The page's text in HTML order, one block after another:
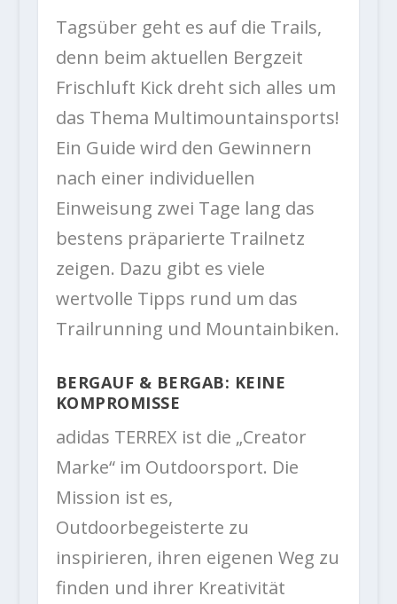
Tagsüber geht es auf die Trails,
denn beim aktuellen Bergzeit
Frischluft Kick dreht sich alles um
das Thema Multimountainsports!
Ein Guide wird den Gewinnern
nach einer individuellen
Einweisung zwei Tage lang das
bestens präparierte Trailnetz
zeigen. Dazu gibt es viele
wertvolle Tipps rund um das
Trailrunning und Mountainbiken.
BERGAUF & BERGAB: KEINE
KOMPROMISSE
adidas TERREX ist die „Creator
Marke“ im Outdoorsport. Die
Mission ist es,
Outdoorbegeisterte zu
inspirieren, ihren eigenen Weg zu
finden und ihrer Kreativität